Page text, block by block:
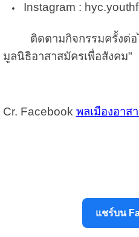
Instagram :
ติดตามกิจกรรมครั้งต่อไ
มูลนิธิอาสาสมัครเพื่อสังคม"
Cr. Facebook พลเมืองอาส
แชร์บน